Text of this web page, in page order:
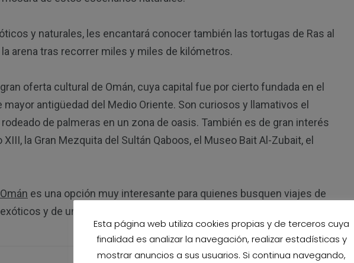
y naturales, les encantará conocer también las tortugas de Ras al
arena tras recorrer miles y miles de kilómetros.
oferta cultural de Omán, cuya capital fue por cierto fundada en el
antigüedad del Medio Oriente. Son curiosos y llamativos el
de palmeras en un zona de oasis. También es de gran interés
la Gran Mezquita del Sultán Qaboos, el Museo Bait Al-Zubait, el
es una opción muy interesante para quienes busquen viajes de
y de una gran belleza natural.
Esta página web utiliza cookies propias y de terceros cuya
finalidad es analizar la navegación, realizar estadísticas y
mostrar anuncios a sus usuarios. Si continua navegando,